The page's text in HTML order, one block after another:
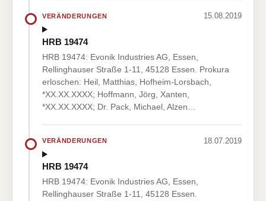
VERÄNDERUNGEN 15.08.2019
HRB 19474
HRB 19474: Evonik Industries AG, Essen,
Rellinghauser Straße 1-11, 45128 Essen. Prokura
erloschen: Heil, Matthias, Hofheim-Lorsbach,
*XX.XX.XXXX; Hoffmann, Jörg, Xanten,
*XX.XX.XXXX; Dr. Pack, Michael, Alzen…
VERÄNDERUNGEN 18.07.2019
HRB 19474
HRB 19474: Evonik Industries AG, Essen,
Rellinghauser Straße 1-11, 45128 Essen.